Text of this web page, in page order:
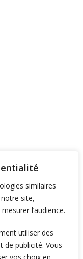
similaires
site,
l’audience.
utiliser des
de publicité. Vous